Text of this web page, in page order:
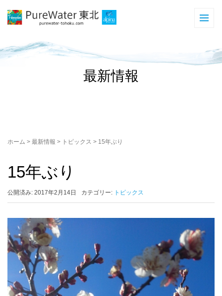
最新情報
ホーム > 最新情報 > トピックス > 15年ぶり
15年ぶり
公開済み: 2017年2月14日 カテゴリー: トピックス